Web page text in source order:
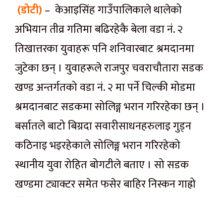
(डोटी)– केआइसिंह गाउँपालिकाले थालेको
अभियान तीव्र गतिमा बढिरहेकै बेला वडा नं. २
तिखात्तरका युवाहरू पनि शनिवारबाट श्रमदानमा
जुटेका छन् । युवाहरूले राजपुर चवराचौतारा सडक
खण्ड अन्तर्गतको वडा नं. २ मा पर्ने चिल्की मोडमा
श्रमदानबाट सडकमा सोलिङ्ग भरान गरिरहेका छन् ।
बर्सातले बाटो बिग्रदा सवारीसाधनहरुलाइ गुड्न
कठिनाइ भइरहेकाले सोलिङ्ग भरान गरिरहेको
स्थानीय युवा रोहित बोगटीले बताए । सो सडक
खण्डमा ट्याक्टर समेत फसेर बाहिर निस्कन गाह्रो